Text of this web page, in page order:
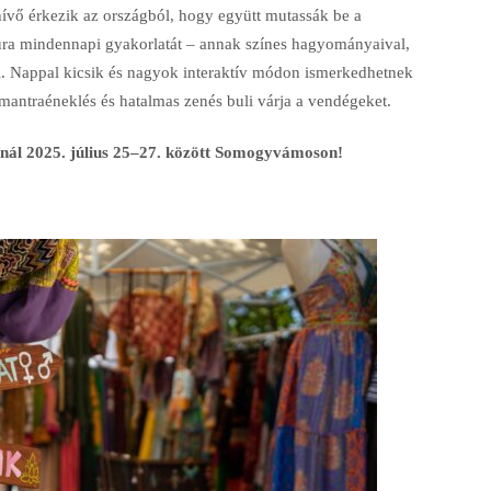
érkezik az országból, hogy együtt mutassák be a
mindennapi gyakorlatát – annak színes hagyományaival,
kicsik és nagyok interaktív módon ismerkedhetnek
és hatalmas zenés buli várja a vendégeket.
2025. július 25–27. között Somogyvámoson!